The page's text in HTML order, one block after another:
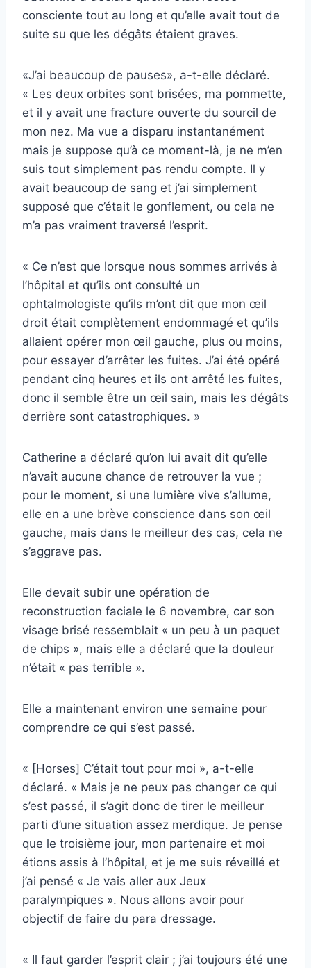
consciente tout au long et qu’elle avait tout de
suite su que les dégâts étaient graves.
«J’ai beaucoup de pauses», a-t-elle déclaré.
« Les deux orbites sont brisées, ma pommette,
et il y avait une fracture ouverte du sourcil de
mon nez. Ma vue a disparu instantanément
mais je suppose qu’à ce moment-là, je ne m’en
suis tout simplement pas rendu compte. Il y
avait beaucoup de sang et j’ai simplement
supposé que c’était le gonflement, ou cela ne
m’a pas vraiment traversé l’esprit.
« Ce n’est que lorsque nous sommes arrivés à
l’hôpital et qu’ils ont consulté un
ophtalmologiste qu’ils m’ont dit que mon œil
droit était complètement endommagé et qu’ils
allaient opérer mon œil gauche, plus ou moins,
pour essayer d’arrêter les fuites. J’ai été opéré
pendant cinq heures et ils ont arrêté les fuites,
donc il semble être un œil sain, mais les dégâts
derrière sont catastrophiques. »
Catherine a déclaré qu’on lui avait dit qu’elle
n’avait aucune chance de retrouver la vue ;
pour le moment, si une lumière vive s’allume,
elle en a une brève conscience dans son œil
gauche, mais dans le meilleur des cas, cela ne
s’aggrave pas.
Elle devait subir une opération de
reconstruction faciale le 6 novembre, car son
visage brisé ressemblait « un peu à un paquet
de chips », mais elle a déclaré que la douleur
n’était « pas terrible ».
Elle a maintenant environ une semaine pour
comprendre ce qui s’est passé.
« [Horses] C’était tout pour moi », a-t-elle
déclaré. « Mais je ne peux pas changer ce qui
s’est passé, il s’agit donc de tirer le meilleur
parti d’une situation assez merdique. Je pense
que le troisième jour, mon partenaire et moi
étions assis à l’hôpital, et je me suis réveillé et
j’ai pensé « Je vais aller aux Jeux
paralympiques ». Nous allons avoir pour
objectif de faire du para dressage.
« Il faut garder l’esprit clair ; j’ai toujours été une